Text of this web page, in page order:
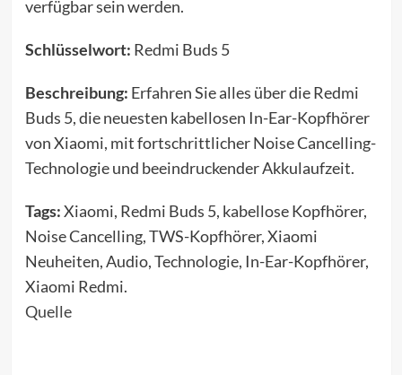
verfügbar sein werden.
Schlüsselwort: Redmi Buds 5
Beschreibung: Erfahren Sie alles über die Redmi
Buds 5, die neuesten kabellosen In-Ear-Kopfhörer
von Xiaomi, mit fortschrittlicher Noise Cancelling-
Technologie und beeindruckender Akkulaufzeit.
Tags:Xiaomi, Redmi Buds 5, kabellose Kopfhörer,
Noise Cancelling, TWS-Kopfhörer, Xiaomi
Neuheiten, Audio, Technologie, In-Ear-Kopfhörer,
Xiaomi Redmi.
Quelle